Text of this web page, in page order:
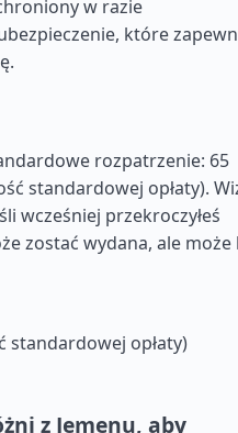
w razie
które
rozpatrzenie: 65
standardowej opłaty).
wcześniej przekroczyłeś
zostać wydana, ale może
standardowej opłaty)
z Jemenu, aby